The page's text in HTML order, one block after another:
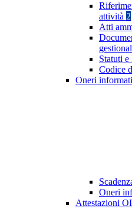
attività 2
Atti
Statuti
Codice
Oneri
Oneri
Attestazioni